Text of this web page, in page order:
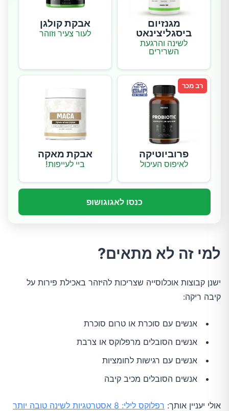
מגנזיום
ביסגליצינאט
לשינה והרגעת
השרירים
אבקת קולגן
לעור צעיר וזוהר
רב מכר
פרוביוטיקה
לאיפוס העיכול
אבקת מאקה
ביי לעייפות!
כנסו לאגוגושופ
למי זה לא מתאים?
קיבה ריקה:
אנשים עם סוכרת או טרום סוכרת
אנשים הסובלים מרפלוקס או צרבת
אנשים עם רגישות לחומציות
אנשים הסובלים מכיב קיבה
אולי יעניין אותך:
רפלוקס לילי: 8 אסטרטגיות לשינה טובה יותר